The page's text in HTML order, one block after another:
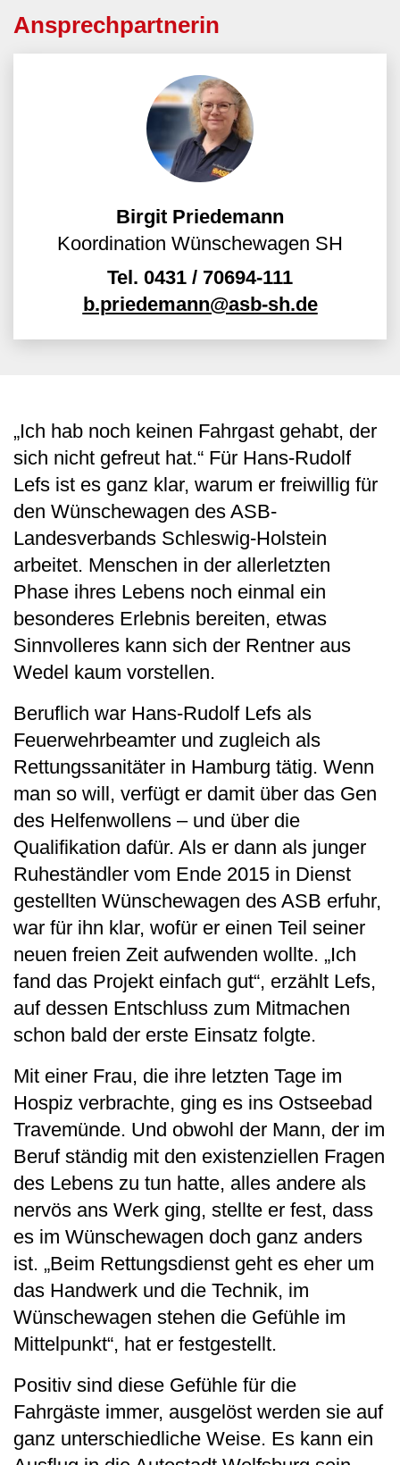
Ansprechpartnerin
Birgit Priedemann
Koordination Wünschewagen SH
Tel. 0431 / 70694-111
b.priedemann@asb-sh.de
„Ich hab noch keinen Fahrgast gehabt, der
sich nicht gefreut hat.“ Für Hans-Rudolf
Lefs ist es ganz klar, warum er freiwillig für
den Wünschewagen des ASB-
Landesverbands Schleswig-Holstein
arbeitet. Menschen in der allerletzten
Phase ihres Lebens noch einmal ein
besonderes Erlebnis bereiten, etwas
Sinnvolleres kann sich der Rentner aus
Wedel kaum vorstellen.
Beruflich war Hans-Rudolf Lefs als
Feuerwehrbeamter und zugleich als
Rettungssanitäter in Hamburg tätig. Wenn
man so will, verfügt er damit über das Gen
des Helfenwollens – und über die
Qualifikation dafür. Als er dann als junger
Ruheständler vom Ende 2015 in Dienst
gestellten Wünschewagen des ASB erfuhr,
war für ihn klar, wofür er einen Teil seiner
neuen freien Zeit aufwenden wollte. „Ich
fand das Projekt einfach gut“, erzählt Lefs,
auf dessen Entschluss zum Mitmachen
schon bald der erste Einsatz folgte.
Mit einer Frau, die ihre letzten Tage im
Hospiz verbrachte, ging es ins Ostseebad
Travemünde. Und obwohl der Mann, der im
Beruf ständig mit den existenziellen Fragen
des Lebens zu tun hatte, alles andere als
nervös ans Werk ging, stellte er fest, dass
es im Wünschewagen doch ganz anders
ist. „Beim Rettungsdienst geht es eher um
das Handwerk und die Technik, im
Wünschewagen stehen die Gefühle im
Mittelpunkt“, hat er festgestellt.
Positiv sind diese Gefühle für die
Fahrgäste immer, ausgelöst werden sie auf
ganz unterschiedliche Weise. Es kann ein